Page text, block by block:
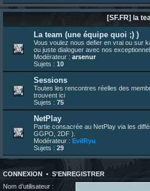
[SF.FR] la
La team (une équipe quoi ;) )
Vous voulez nous defier en vrai ou sur
ou juste dialoguer avec nos
Modérateur : arsenur
Sujets : 10
Sessions
Toutes les rencontres réelles des
trouvent ici
Sujets : 75
NetPlay
Partie consacrée au NetPlay via les
GGPO, 2DF ).
Modérateur : EvilRyu
Sujets : 29
CONNEXION • S’ENREGISTRER
Nom d’utilisateur :